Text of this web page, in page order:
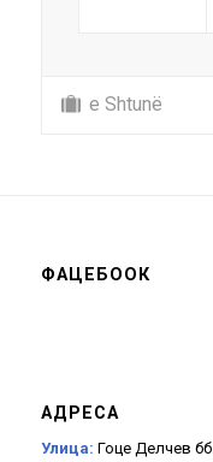
e Shtunë
ФАЦЕБООК
АДРЕСА
Улица: Гоце Делчев бб.